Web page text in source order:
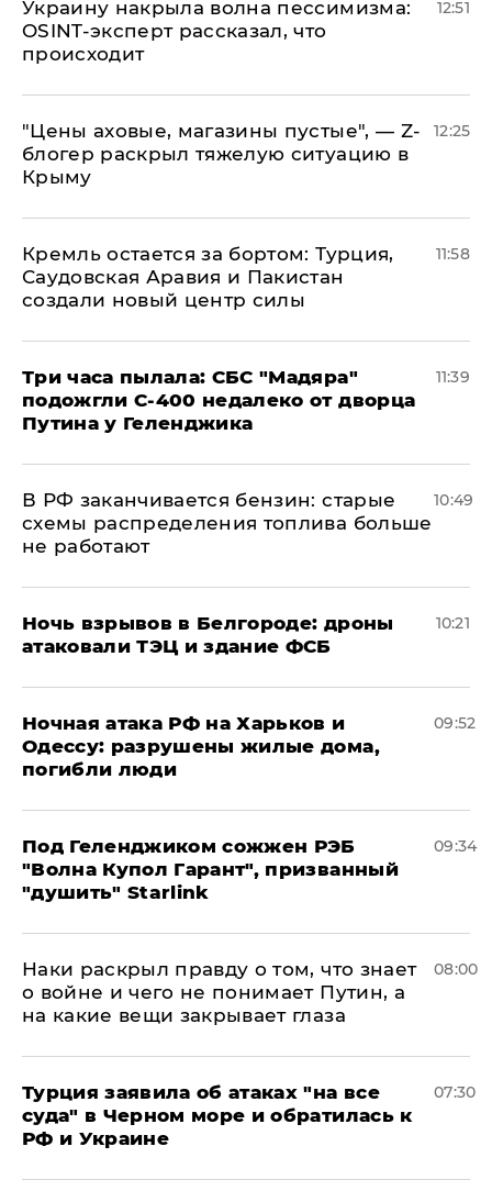
​Украину накрыла волна пессимизма:
OSINT-эксперт рассказал, что
происходит
12:51
​"Цены аховые, магазины пустые", — Z-
блогер раскрыл тяжелую ситуацию в
Крыму
12:25
​Кремль остается за бортом: Турция,
Саудовская Аравия и Пакистан
создали новый центр силы
11:58
Три часа пылала: СБС "Мадяра"
подожгли С-400 недалеко от дворца
Путина у Геленджика
11:39
​В РФ заканчивается бензин: старые
схемы распределения топлива больше
не работают
10:49
​Ночь взрывов в Белгороде: дроны
атаковали ТЭЦ и здание ФСБ
10:21
​Ночная атака РФ на Харьков и
Одессу: разрушены жилые дома,
погибли люди
09:52
Под Геленджиком сожжен РЭБ
"Волна Купол Гарант", призванный
"душить" Starlink
09:34
Наки раскрыл правду о том, что знает
о войне и чего не понимает Путин, а
на какие вещи закрывает глаза
08:00
Турция заявила об атаках "на все
суда" в Черном море и обратилась к
РФ и Украине
07:30